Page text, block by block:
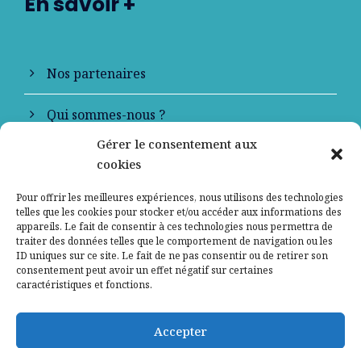
Gérer le consentement aux
cookies
Pour offrir les meilleures expériences, nous utilisons des technologies
telles que les cookies pour stocker et/ou accéder aux informations des
appareils. Le fait de consentir à ces technologies nous permettra de
traiter des données telles que le comportement de navigation ou les
ID uniques sur ce site. Le fait de ne pas consentir ou de retirer son
consentement peut avoir un effet négatif sur certaines
caractéristiques et fonctions.
Accepter
Nos partenaires
Qui sommes-nous ?
Contactez-nous
Mentions légales
Politique de confidentialité